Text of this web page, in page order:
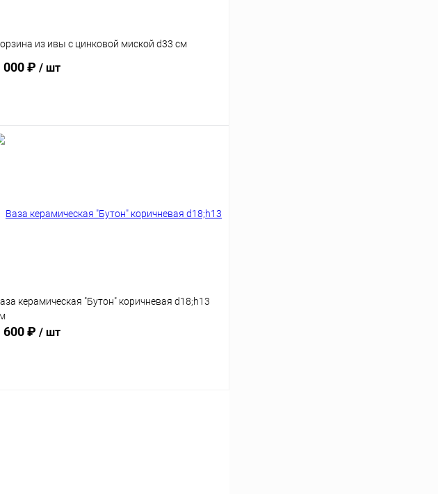
из ивы с цинковой миской d33 см
000 ₽ / шт
В корзину
керамическая "Бутон" коричневая d18;h13
600 ₽ / шт